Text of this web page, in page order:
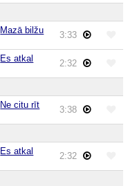
Mazā bilžu
3:33
Es atkal
2:32
Ne citu rīt 3:38
Es atkal
2:32